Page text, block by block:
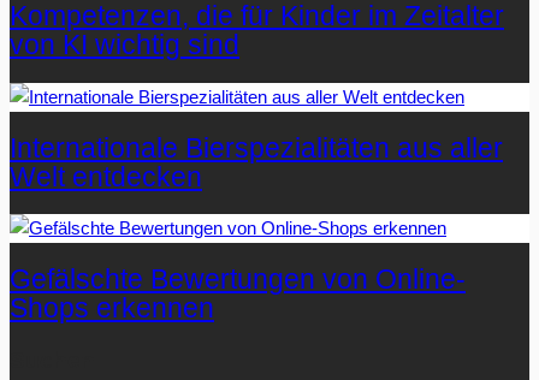
Kompetenzen, die für Kinder im Zeitalter
von KI wichtig sind
Internationale Bierspezialitäten aus aller
Welt entdecken
Gefälschte Bewertungen von Online-
Shops erkennen